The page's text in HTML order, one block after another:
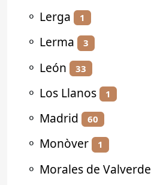
⚬ Lerga 1
⚬ Lerma 3
⚬ León 33
⚬ Los Llanos 1
⚬ Madrid 60
⚬ Monòver 1
⚬ Morales de Valverde